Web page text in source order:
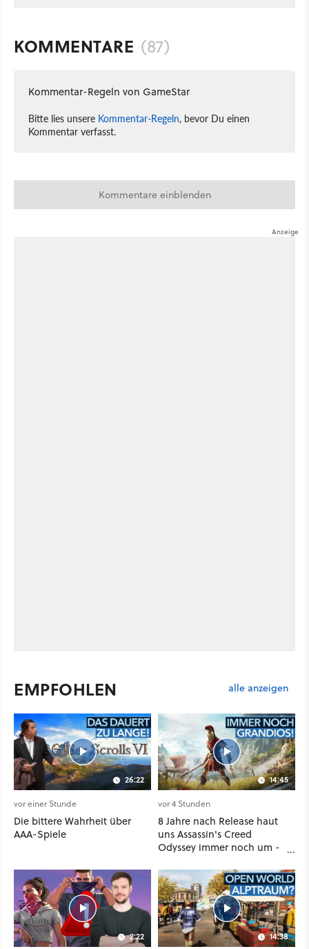
KOMMENTARE (87)
Kommentar-Regeln von GameStar
Bitte lies unsere Kommentar-Regeln, bevor Du einen
Kommentar verfasst.
Kommentare einblenden
EMPFOHLEN alle anzeigen
26:22
vor einer Stunde
Die bittere Wahrheit über
AAA-Spiele
14:45
vor 4 Stunden
8 Jahre nach Release haut
uns Assassin's Creed
Odyssey immer noch um -
2:22 14:38